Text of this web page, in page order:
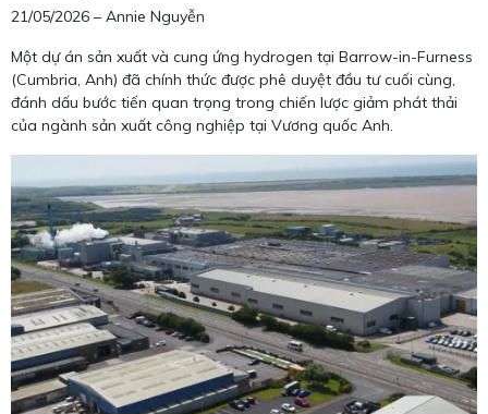
21/05/2026 – Annie Nguyễn
Một dự án sản xuất và cung ứng hydrogen tại Barrow-in-Furness
(Cumbria, Anh) đã chính thức được phê duyệt đầu tư cuối cùng,
đánh dấu bước tiến quan trọng trong chiến lược giảm phát thải
của ngành sản xuất công nghiệp tại Vương quốc Anh.